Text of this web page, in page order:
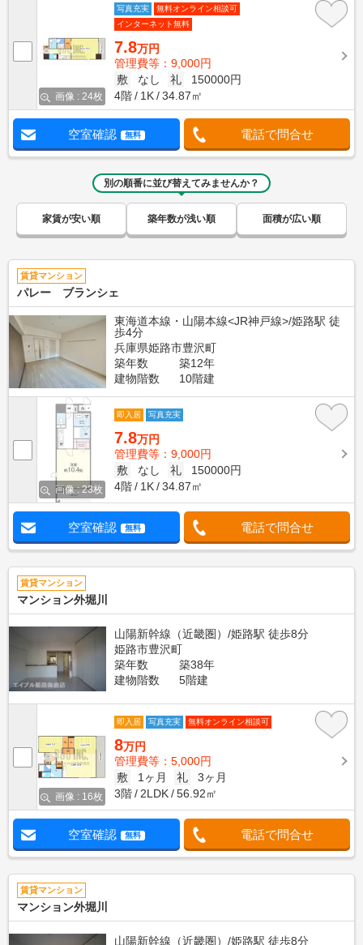
画像 : 24枚
写真充実
無料オンライン相談可
インターネット無料
7.8万円
管理費等：9,000円
敷
なし 礼
150000円
4階
1K 34.87㎡
空室確認 無料 電話で問合せ
別の順番に並び替えてみませんか？
家賃が安い順 築年数が浅い順 面積が広い順
賃貸マンション
パレー ブランシェ
東海道本線・山陽本線<JR神戸線>/姫路駅 徒
歩4分
兵庫県姫路市豊沢町
築年数
築12年
建物階数
10階建
画像 : 23枚
即入居 写真充実
7.8万円
管理費等：9,000円
敷
なし 礼
150000円
4階
1K 34.87㎡
空室確認 無料 電話で問合せ
賃貸マンション
マンション外堀川
山陽新幹線（近畿圏）/姫路駅 徒歩8分
姫路市豊沢町
築年数
築38年
建物階数
5階建
画像 : 16枚
即入居 写真充実 無料オンライン相談可
8万円
管理費等：5,000円
敷
1ヶ月 礼
3ヶ月
3階
2LDK 56.92㎡
空室確認 無料 電話で問合せ
賃貸マンション
マンション外堀川
山陽新幹線（近畿圏）/姫路駅 徒歩8分